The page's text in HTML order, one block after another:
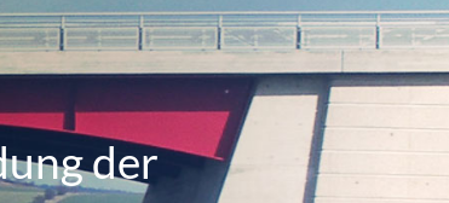
der